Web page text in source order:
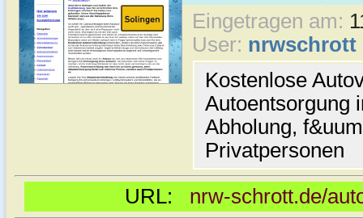
Eingetragen am:
User: nrwschrott
Kostenlose
Autoentsorgung
Abholung,
Privatpersonen
URL: nrw-schrott.de/